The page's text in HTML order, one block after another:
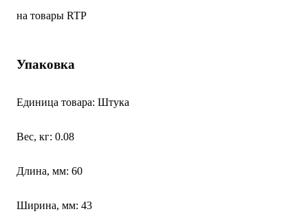
на товары RTP
Упаковка
Единица товара: Штука
Вес, кг: 0.08
Длина, мм: 60
Ширина, мм: 43